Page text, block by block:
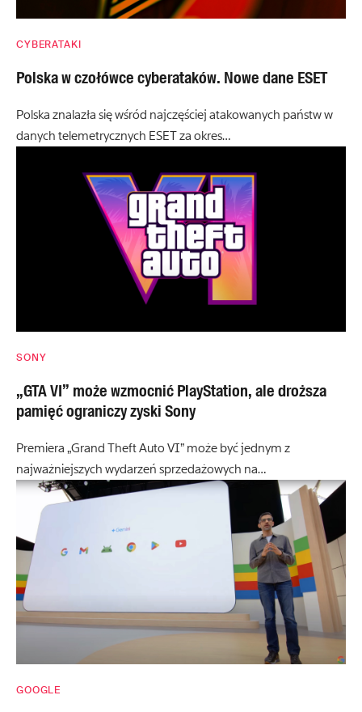
CYBERATAKI
Polska w czołówce cyberataków. Nowe dane ESET
Polska znalazła się wśród najczęściej atakowanych państw w
danych telemetrycznych ESET za okres…
SONY
„GTA VI” może wzmocnić PlayStation, ale droższa
pamięć ograniczy zyski Sony
Premiera „Grand Theft Auto VI” może być jednym z
najważniejszych wydarzeń sprzedażowych na…
GOOGLE